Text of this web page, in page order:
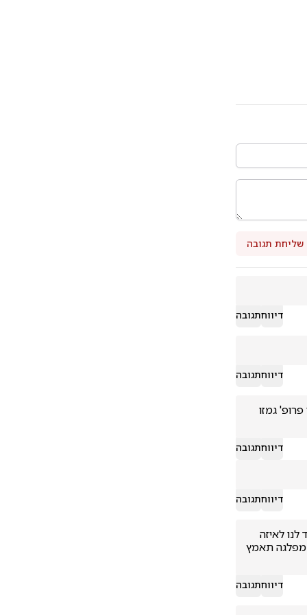
שליחת תגובה
דיווחתגובה
דיווחתגובה
הפרופסור איש שמאל קיצוני, ממילא כל דבריו בטלין ומבוטלין, לא שרירין וכו'. כמוהו פרופ' גמזו
דיווחתגובה
דיווחתגובה
פרופסור לוין עוד חכם גדול, הוא יודע הכל איך לפתור את כל בעיות הקורונה, רק תגיד לנו לאיזה
מפלגה אתה רוצה להצטרף בבחירות הקרובות, אתה תוקף את הממשלה, כדי שאיזו מפלגה תאמץ
דיווחתגובה